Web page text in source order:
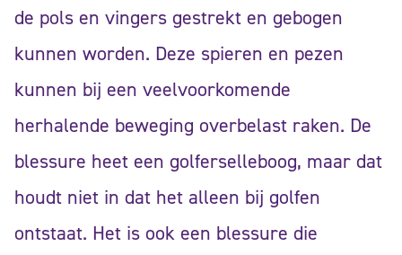
de pols en vingers gestrekt en gebogen
kunnen worden. Deze spieren en pezen
kunnen bij een veelvoorkomende
herhalende beweging overbelast raken. De
blessure heet een golferselleboog, maar dat
houdt niet in dat het alleen bij golfen
ontstaat. Het is ook een blessure die